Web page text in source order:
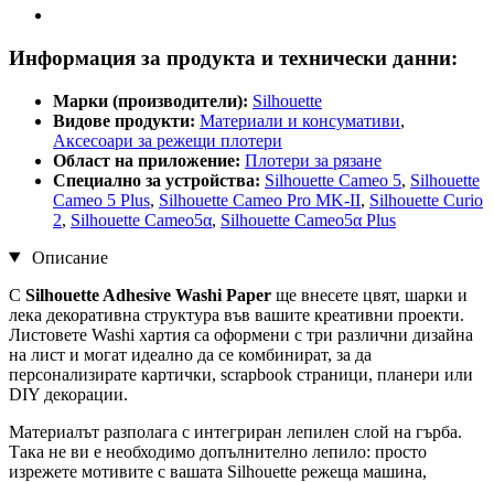
Информация за продукта и технически данни:
Марки (производители): Silhouette
Видове продукти: Материали и консумативи,
Аксесоари за режещи плотери
Област на приложение: Плотери за рязане
Специално за устройства: Silhouette Cameo 5, Silhouette
Cameo 5 Plus, Silhouette Cameo Pro MK-II, Silhouette Curio
2, Silhouette Cameo5α, Silhouette Cameo5α Plus
Описание
С Silhouette Adhesive Washi Paper ще внесете цвят, шарки и
лека декоративна структура във вашите креативни проекти.
Листовете Washi хартия са оформени с три различни дизайна
на лист и могат идеално да се комбинират, за да
персонализирате картички, scrapbook страници, планери или
DIY декорации.
Материалът разполага с интегриран лепилен слой на гърба.
Така не ви е необходимо допълнително лепило: просто
изрежете мотивите с вашата Silhouette режеща машина,